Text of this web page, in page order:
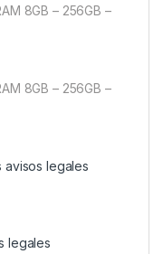
8GB – 256GB –
8GB – 256GB –
avisos legales
legales